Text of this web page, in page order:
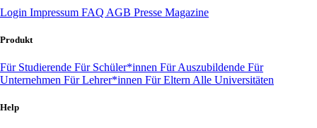
Login Impressum FAQ AGB Presse Magazine
Produkt
Für Studierende Für Schüler*innen Für Auszubildende Für
Unternehmen Für Lehrer*innen Für Eltern Alle Universitäten
Help